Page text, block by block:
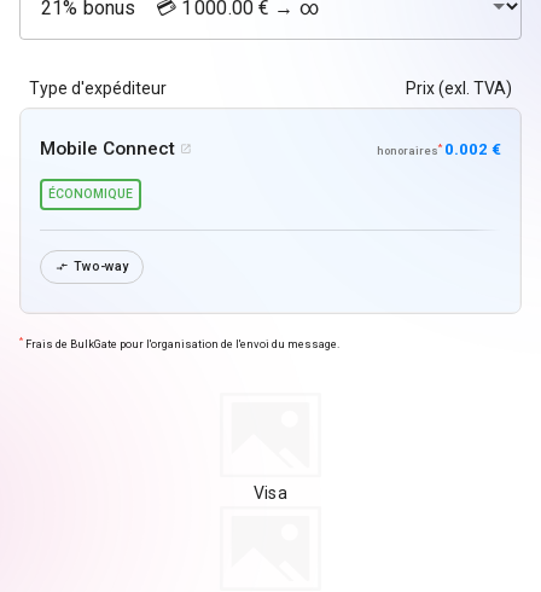
Type d'expéditeur Prix (exl. TVA)
Mobile Connect  honoraires* 0.002 €
ÉCONOMIQUE
 Two-way
* Frais de BulkGate pour l'organisation de l'envoi du message.
Visa